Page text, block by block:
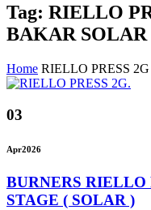
Tag: RIELLO
BAKAR SOLAR
Home RIELLO PRESS
03
Apr2026
BURNERS RIELLO
STAGE ( SOLAR )